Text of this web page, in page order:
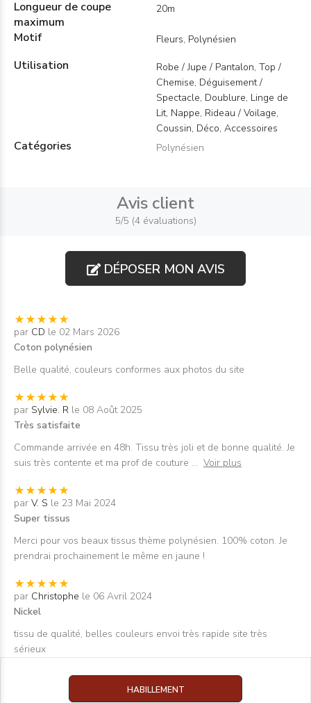
Longueur de coupe
maximum
20m
Motif Fleurs, Polynésien
Utilisation
Robe / Jupe / Pantalon, Top /
Chemise, Déguisement /
Spectacle, Doublure, Linge de
Lit, Nappe, Rideau / Voilage,
Coussin, Déco, Accessoires
Catégories Polynésien
Avis client
5/5 (4 évaluations)
DÉPOSER MON AVIS
par CD le 02 Mars 2026
Coton polynésien
Belle qualité, couleurs conformes aux photos du site
par Sylvie. R le 08 Août 2025
Très satisfaite
Commande arrivée en 48h. Tissu très joli et de bonne qualité. Je
suis très contente et ma prof de couture ... Voir plus
par V. S le 23 Mai 2024
Super tissus
Merci pour vos beaux tissus thème polynésien. 100% coton. Je
prendrai prochainement le même en jaune !
par Christophe le 06 Avril 2024
Nickel
tissu de qualité, belles couleurs envoi très rapide site très
sérieux
HABILLEMENT